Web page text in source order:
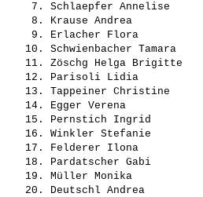
    7.
Schlaepfer Annelise
    8.
Krause Andrea
    9.
Erlacher Flora
   10.
Schwienbacher Tamara
   11.
Zöschg Helga Brigitte
   12.
Parisoli Lidia
   13.
Tappeiner Christine
   14.
Egger Verena
   15.
Pernstich Ingrid
   16.
Winkler Stefanie
   17.
Felderer Ilona
   18.
Pardatscher Gabi
   19.
Müller Monika
   20.
Deutschl Andrea